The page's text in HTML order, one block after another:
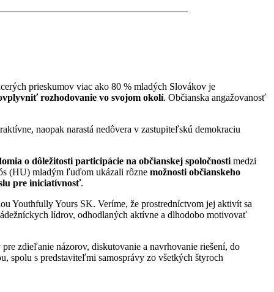
prieskumov viac ako 80 % mladých Slovákov je
rozhodovanie vo svojom okolí. Občianska angažovanosť
naopak narastá nedôvera v zastupiteľskú demokraciu
o dôležitosti participácie na občianskej spoločnosti medzi
(HU) mladým ľuďom ukázali rôzne možnosti občianskeho
pre iniciatívnosť.
Youthfully Yours SK. Veríme, že prostredníctvom jej aktivít sa
lídrov, odhodlaných aktívne a dlhodobo motivovať
zdieľanie názorov, diskutovanie a navrhovanie riešení, do
spolu s predstaviteľmi samosprávy zo všetkých štyroch